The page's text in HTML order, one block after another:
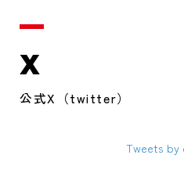
X
公式X（twitter）
Tweets by